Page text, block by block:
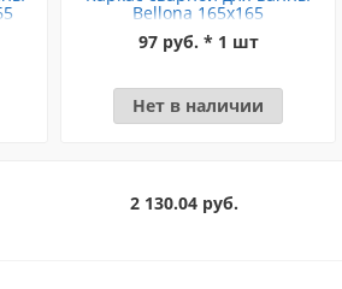
Bellona 165x165
97 руб. * 1 шт
Нет в наличии
2 130.04 руб.